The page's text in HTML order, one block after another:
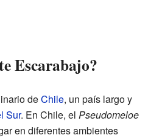
Escarabajo?
deChile, un país largo y
Sur. En Chile, el Pseudomeloe
en diferentes ambientes